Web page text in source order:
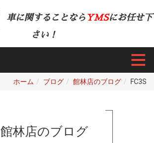
車に関することなら YMSにお任せ下
さい！
ホーム ブログ 館林店のブログ FC3S
館林店のブログ